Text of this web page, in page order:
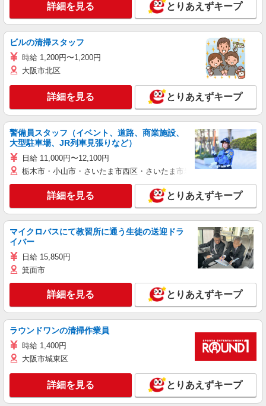
詳細を見る とりあえずキープ
ビルの清掃スタッフ
時給 1,200円〜1,200円
大阪市北区
詳細を見る とりあえずキープ
警備員スタッフ（イベント、道路、商業施設、
大型駐車場、JR列車見張りなど）
日給 11,000円〜12,100円
栃木市・小山市・さいたま市西区・さいたま市岩槻区・久喜市・蓮田
詳細を見る とりあえずキープ
マイクロバスにて教習所に通う生徒の送迎ドラ
イバー
日給 15,850円
箕面市
詳細を見る とりあえずキープ
ラウンドワンの清掃作業員
時給 1,400円
大阪市城東区
詳細を見る とりあえずキープ